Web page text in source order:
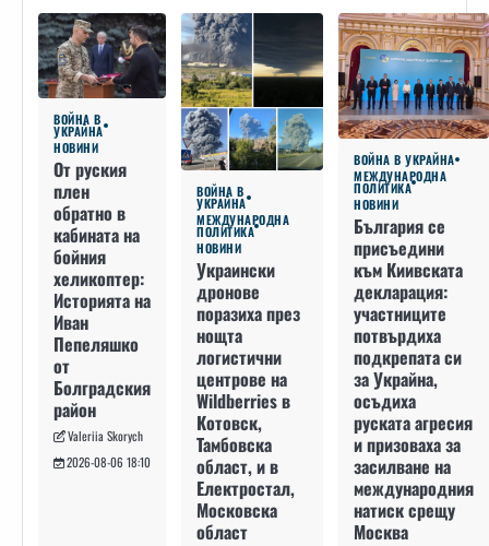
ВОЙНА В
УКРАЙНА
НОВИНИ
От руския
плен
обратно в
кабината на
бойния
хеликоптер:
Историята на
Иван
Пепеляшко
от
Болградския
район
Valeriia Skorych
2026-08-06 18:10
ВОЙНА В
УКРАЙНА
МЕЖДУНАРОДНА
ПОЛИТИКА
НОВИНИ
Украински
дронове
поразиха през
нощта
логистични
центрове на
Wildberries в
Котовск,
Тамбовска
област, и в
Електростал,
Московска
област
ВОЙНА В УКРАЙНА
МЕЖДУНАРОДНА
ПОЛИТИКА
НОВИНИ
България се
присъедини
към Киивската
декларация:
участниците
потвърдиха
подкрепата си
за Украйна,
осъдиха
руската агресия
и призоваха за
засилване на
международния
натиск срещу
Москва